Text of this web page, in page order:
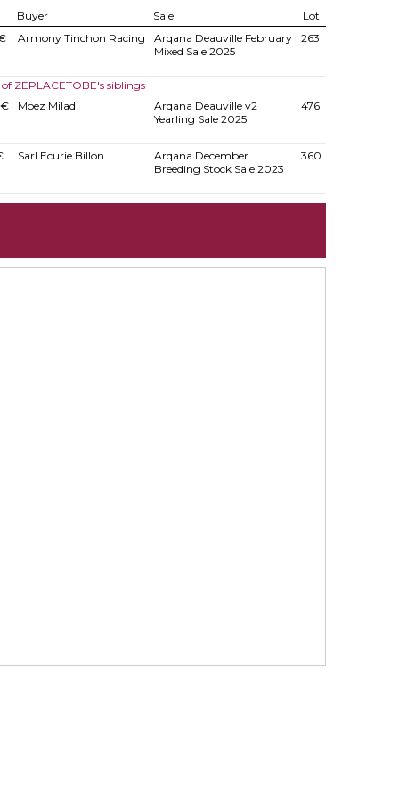
Buyer Sale
Lot
Armony Tinchon Racing
Arqana Deauville February
Mixed Sale 2025
263
of ZEPLACETOBE's siblings
Moez Miladi
Arqana Deauville v2
Yearling Sale 2025
476
Sarl Ecurie Billon
Arqana December
Breeding Stock Sale 2023
360